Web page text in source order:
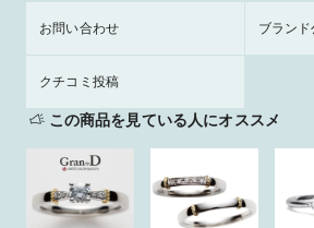
お問い合わせ ブラン
クチコミ投稿
この商品を見ている人にオススメ